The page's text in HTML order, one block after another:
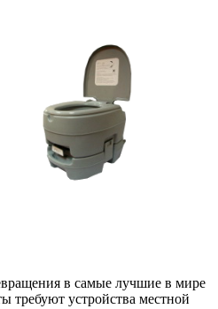
в самые лучшие в мире
требуют устройства местной